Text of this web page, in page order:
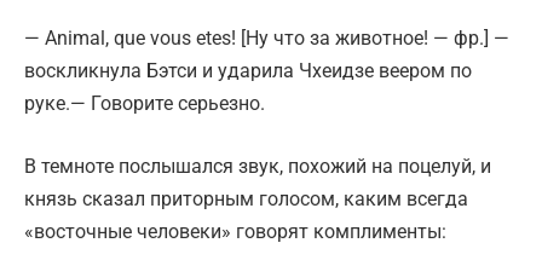
— Animal, que vous etes! [Ну что за животное! — фр.] —
воскликнула Бэтси и ударила Чхеидзе веером по
руке.— Говорите серьезно.
В темноте послышался звук, похожий на поцелуй, и
князь сказал приторным голосом, каким всегда
«восточные человеки» говорят комплименты: